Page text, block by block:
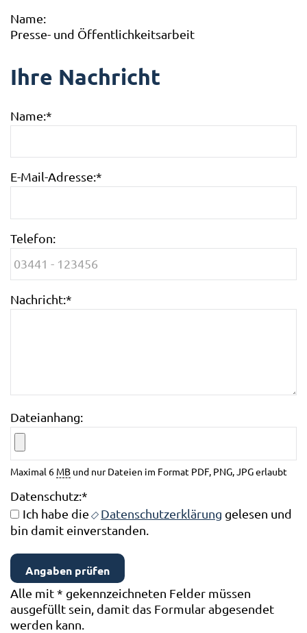
Name:
Presse- und Öffentlichkeitsarbeit
Ihre Nachricht
Name:*
E-Mail-Adresse:*
Telefon:
Nachricht:*
Dateianhang:
Maximal 6 MB und nur Dateien im Format PDF, PNG, JPG erlaubt
Datenschutz:*
Ich habe die
Datenschutzerklärung gelesen und
bin damit einverstanden.
Alle mit* gekennzeichneten Felder müssen
ausgefüllt sein, damit das Formular abgesendet
werden kann.